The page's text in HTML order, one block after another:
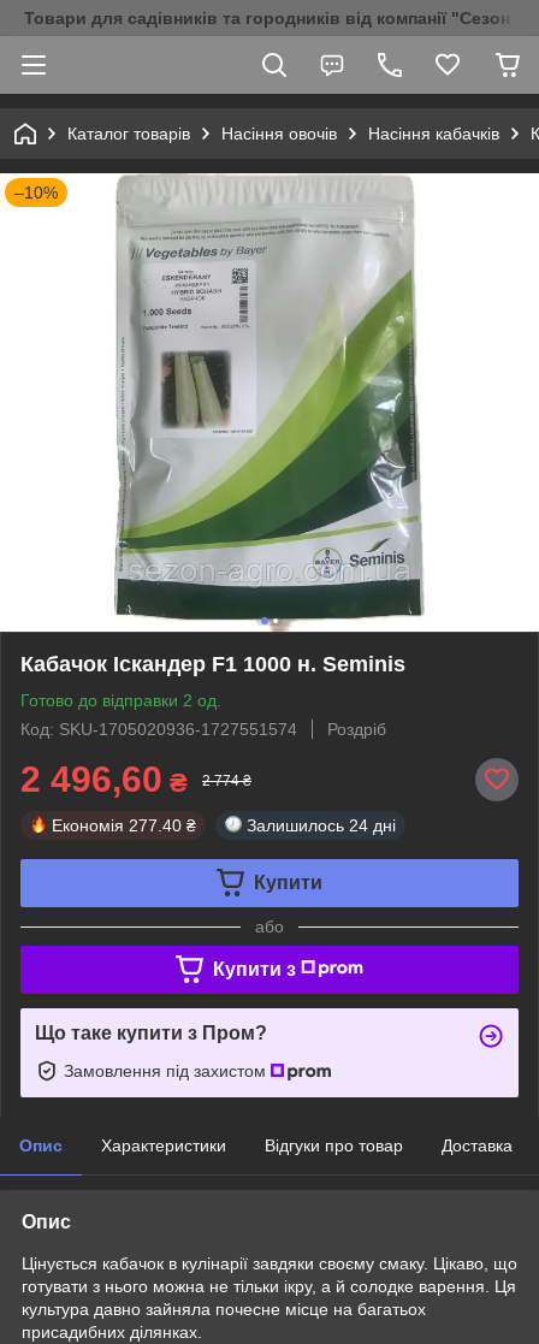
Товари для садівників та городників від компанії "Сезон
Каталог товарів Насіння овочів Насіння кабачків
–10%
Кабачок Іскандер F1 1000 н. Seminis
Готово до відправки 2 од.
Код: SKU-1705020936-1727551574
Роздріб
2 496,60 ₴ 2 774 ₴
Економія 277.40 ₴ Залишилось 24 дні
Купити
або
Купити з
Що таке купити з Пром?
Замовлення під захистом
Опис Характеристики Відгуки про товар Доставка
Опис
Цінується кабачок в кулінарії завдяки своєму смаку. Цікаво, що
готувати з нього можна не тільки ікру, а й солодке варення. Ця
культура давно зайняла почесне місце на багатьох
присадибних ділянках.